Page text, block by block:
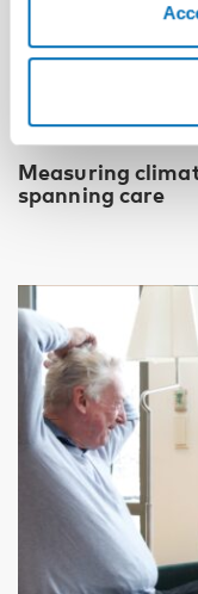
Measuring
spanning care